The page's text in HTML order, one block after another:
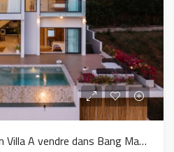
3 Chambre 3 Salle de bain Villa A vendre dans Bang Makham – HS0809